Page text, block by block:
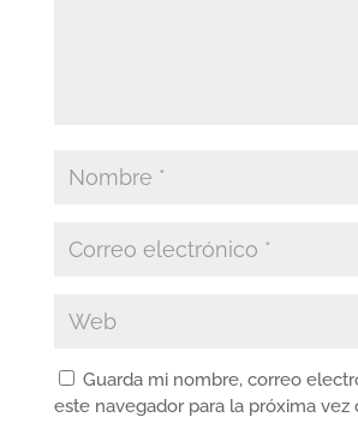
Guarda mi nombre, correo
este navegador para la próxima vez